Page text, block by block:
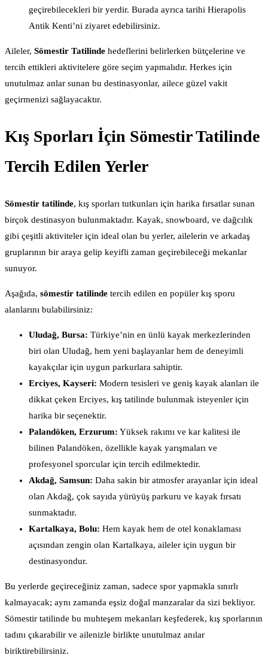
geçirebilecekleri bir yerdir. Burada ayrıca tarihi Hierapolis
Antik Kenti’ni ziyaret edebilirsiniz.
Aileler, Sömestir Tatilinde hedeflerini belirlerken bütçelerine ve
tercih ettikleri aktivitelere göre seçim yapmalıdır. Herkes için
unutulmaz anlar sunan bu destinasyonlar, ailece güzel vakit
geçirmenizi sağlayacaktır.
Kış Sporları İçin Sömestir Tatilinde
Tercih Edilen Yerler
Sömestir tatilinde, kış sporları tutkunları için harika fırsatlar sunan
birçok destinasyon bulunmaktadır. Kayak, snowboard, ve dağcılık
gibi çeşitli aktiviteler için ideal olan bu yerler, ailelerin ve arkadaş
gruplarının bir araya gelip keyifli zaman geçirebileceği mekanlar
sunuyor.
Aşağıda, sömestir tatilinde tercih edilen en popüler kış sporu
alanlarını bulabilirsiniz:
Uludağ, Bursa: Türkiye’nin en ünlü kayak merkezlerinden
biri olan Uludağ, hem yeni başlayanlar hem de deneyimli
kayakçılar için uygun parkurlara sahiptir.
Erciyes, Kayseri: Modern tesisleri ve geniş kayak alanları ile
dikkat çeken Erciyes, kış tatilinde bulunmak isteyenler için
harika bir seçenektir.
Palandöken, Erzurum: Yüksek rakımı ve kar kalitesi ile
bilinen Palandöken, özellikle kayak yarışmaları ve
profesyonel sporcular için tercih edilmektedir.
Akdağ, Samsun: Daha sakin bir atmosfer arayanlar için ideal
olan Akdağ, çok sayıda yürüyüş parkuru ve kayak fırsatı
sunmaktadır.
Kartalkaya, Bolu: Hem kayak hem de otel konaklaması
açısından zengin olan Kartalkaya, aileler için uygun bir
destinasyondur.
Bu yerlerde geçireceğiniz zaman, sadece spor yapmakla sınırlı
kalmayacak; aynı zamanda eşsiz doğal manzaralar da sizi bekliyor.
Sömestir tatilinde bu muhteşem mekanları keşfederek, kış sporlarının
tadını çıkarabilir ve ailenizle birlikte unutulmaz anılar
biriktirebilirsiniz.